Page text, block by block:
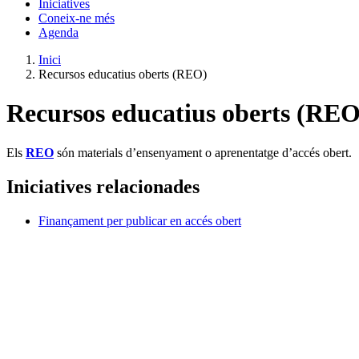
Iniciatives
Coneix-ne més
Agenda
Inici
Recursos educatius oberts (REO)
Recursos educatius oberts
Els REO són materials d’ensenyament o aprenentatge d’accés obert.
Iniciatives relacionades
Finançament per publicar en accés obert